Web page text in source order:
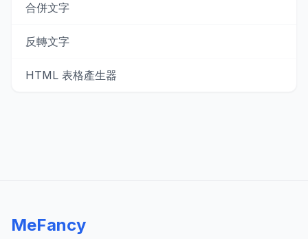
合併文字
反轉文字
HTML 表格產生器
MeFancy